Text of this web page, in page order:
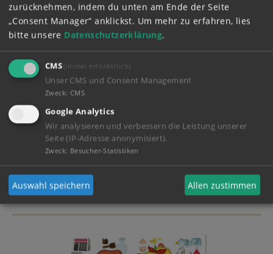
Mein Tagebuch!
zurücknehmen, indem du unten am Ende der Seite
„Consent Manager“ anklickst. Um mehr zu erfahren, lies
bitte unsere Datenschutzerklärung.
CMS (immer erforderlich)
Unser CMS und Consent Management
Zweck: CMS
Google Analytics
Wir analysieren und verbessern die Leistung unserer
Seite (IP-Adresse anonymisiert).
Zweck: Besucher-Statistiken
Auswahl speichern Allen zustimmen